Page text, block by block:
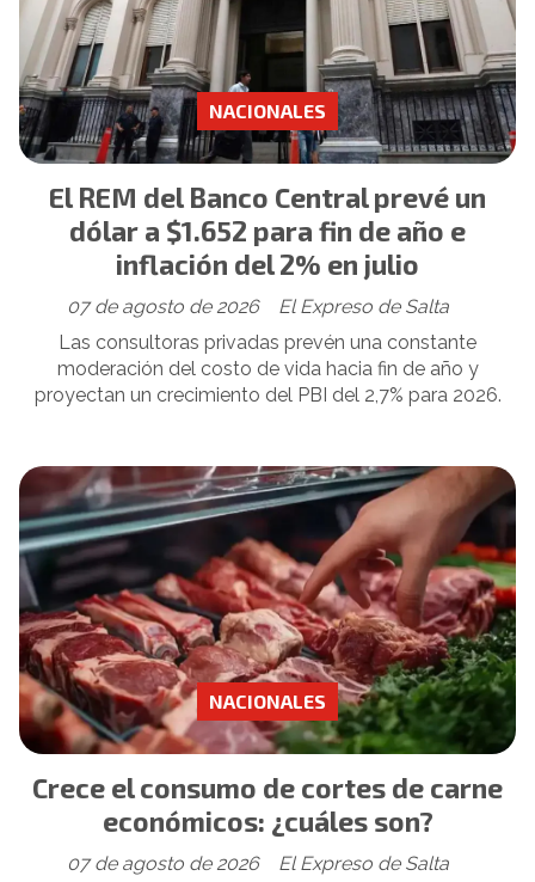
El REM del Banco Central prevé un
dólar a $1.652 para fin de año e
inflación del 2% en julio
El Expreso de Salta
NACIONALES
07 de agosto de 2026
Las consultoras privadas prevén una constante
moderación del costo de vida hacia fin de año y
proyectan un crecimiento del PBI del 2,7% para 2026.
Crece el consumo de cortes de carne
económicos: ¿cuáles son?
El Expreso de Salta
NACIONALES
07 de agosto de 2026